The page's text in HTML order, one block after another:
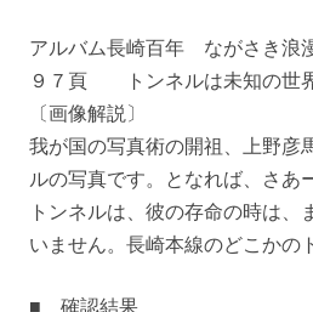
アルバム長崎百年 ながさき浪
９７頁 トンネルは未知の世
〔画像解説〕
我が国の写真術の開祖、上野彦
ルの写真です。となれば、さ
トンネルは、彼の存命の時は、
いません。長崎本線のどこかの
■ 確認結果